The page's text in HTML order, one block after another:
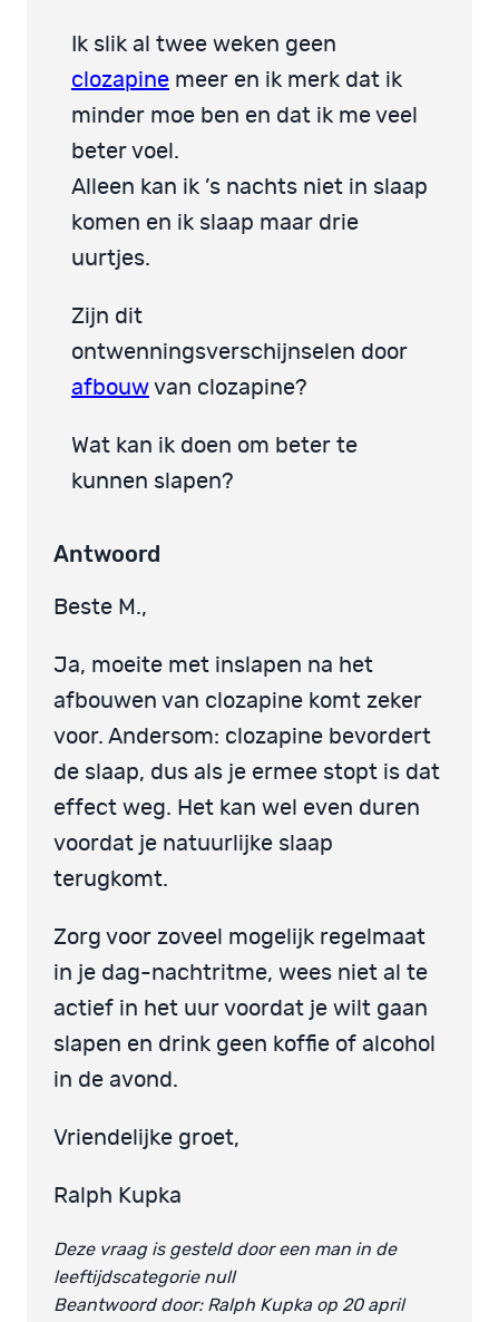
Ik slik al twee weken geen
clozapine meer en ik merk dat ik
minder moe ben en dat ik me veel
beter voel.
Alleen kan ik ’s nachts niet in slaap
komen en ik slaap maar drie
uurtjes.
Zijn dit
ontwenningsverschijnselen door
afbouw van clozapine?
Wat kan ik doen om beter te
kunnen slapen?
Antwoord
Beste M.,
Ja, moeite met inslapen na het
afbouwen van clozapine komt zeker
voor. Andersom: clozapine bevordert
de slaap, dus als je ermee stopt is dat
effect weg. Het kan wel even duren
voordat je natuurlijke slaap
terugkomt.
Zorg voor zoveel mogelijk regelmaat
in je dag-nachtritme, wees niet al te
actief in het uur voordat je wilt gaan
slapen en drink geen koffie of alcohol
in de avond.
Vriendelijke groet,
Ralph Kupka
Deze vraag is gesteld door een man in de
leeftijdscategorie null
Beantwoord door: Ralph Kupka op 20 april